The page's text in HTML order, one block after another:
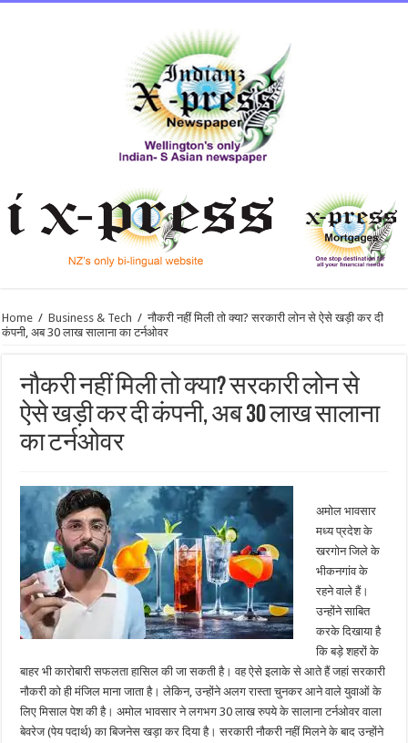
Home / Business & Tech / नौकरी नहीं मिली तो क्‍या? सरकारी लोन से ऐसे खड़ी कर दी
कंपनी, अब 30 लाख सालाना का टर्नओवर
नौकरी नहीं मिली तो क्‍या? सरकारी लोन से
ऐसे खड़ी कर दी कंपनी, अब 30 लाख सालाना
का टर्नओवर
अमोल भावसार
मध्य प्रदेश के
खरगोन जिले के
भीकनगांव के
रहने वाले हैं।
उन्‍होंने साबित
करके दिखाया है
कि बड़े शहरों के
बाहर भी कारोबारी सफलता हासिल की जा सकती है। वह ऐसे इलाके से आते हैं जहां सरकारी
नौकरी को ही मंजिल माना जाता है। लेकिन, उन्‍होंने अलग रास्ता चुनकर आने वाले युवाओं के
लिए मिसाल पेश की है। अमोल भावसार ने लगभग 30 लाख रुपये के सालाना टर्नओवर वाला
बेवरेज (पेय पदार्थ) का बिजनेस खड़ा कर दिया है। सरकारी नौकरी नहीं मिलने के बाद उन्‍होंने